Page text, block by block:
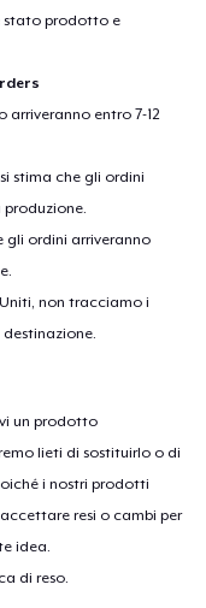
stato prodotto e
arriveranno entro 7-12
si stima che gli ordini
produzione.
gli ordini arriveranno
non tracciamo i
un prodotto
lieti di sostituirlo o di
i nostri prodotti
resi o cambi per
idea.
di reso.